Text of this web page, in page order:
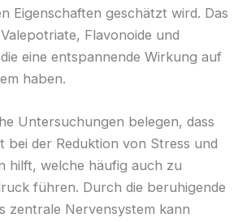
Eigenschaften geschätzt wird. Das
Flavonoide und
eine entspannende Wirkung auf
haben.
Untersuchungen belegen, dass
bei der Reduktion von Stress und
hilft, welche häufig auch zu
führen. Durch die beruhigende
zentrale Nervensystem kann